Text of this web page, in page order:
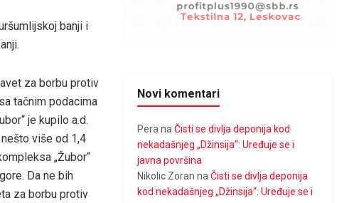
banji i
za borbu protiv
tačnim podacima
je kupilo a.d.
više od 1,4
„Žubor“
Da ne bih
za borbu protiv
Novi komentari
Pera naČisti se divlja deponija kod
nekadašnjeg „Džinsija“: Uređuje se i
javna površina
Nikolic Zoran naČisti se divlja deponija
kod nekadašnjeg „Džinsija“: Uređuje se i